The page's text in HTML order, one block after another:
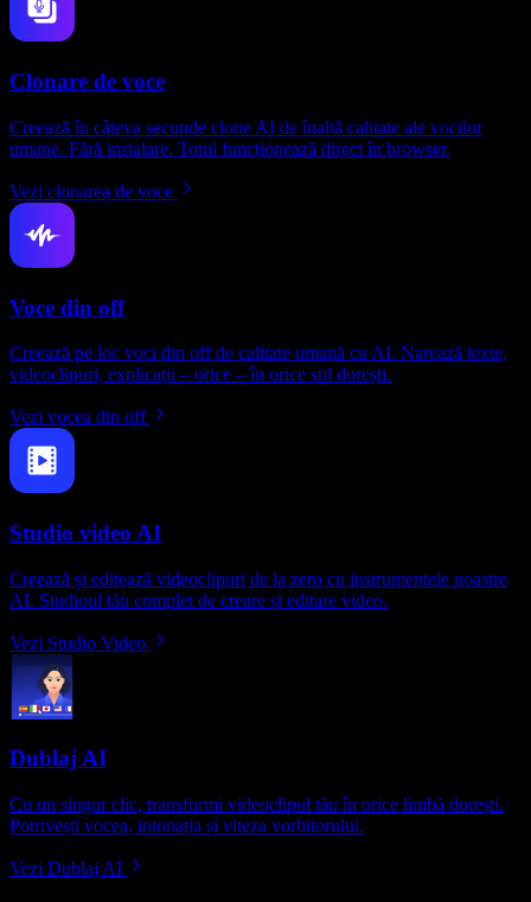
Clonare de voce
Creează în câteva secunde clone AI de înaltă calitate ale vocilor
umane. Fără instalare. Totul funcționează direct în browser.
Vezi clonarea de voce
Voce din off
Creează pe loc voci din off de calitate umană cu AI. Narează texte,
videoclipuri, explicații – orice – în orice stil dorești.
Vezi vocea din off
Studio video AI
Creează și editează videoclipuri de la zero cu instrumentele noastre
AI. Studioul tău complet de creare și editare video.
Vezi Studio Video
Dublaj AI
Cu un singur clic, transformi videoclipul tău în orice limbă dorești.
Potrivești vocea, intonația și viteza vorbitorului.
Vezi Dublaj AI